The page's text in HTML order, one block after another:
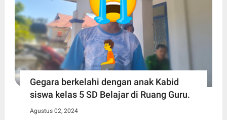
Gegara berkelahi dengan anak Kabid
siswa kelas 5 SD Belajar di Ruang Guru.
Agustus 02, 2024